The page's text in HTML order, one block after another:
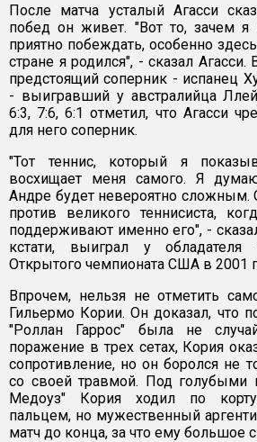
После матча усталый Агасси
побед он живет. "Вот то, зачем
приятно побеждать, особенно
стране я родился", - сказал
предстоящий соперник - испанец
- выигравший у австралийца
6:3, 7:6, 6:1 отметил, что Агасси
для него соперник.
"Тот теннис, который я
восхищает меня самого. Я
Андре будет невероятно сложным.
против великого теннисиста,
поддерживают именно его", -
кстати, выиграл у обладателя
Открытого чемпионата США в 2001
Впрочем, нельзя не отметить
Гильермо Кории. Он доказал, что
"Роллан Гаррос" была не
поражение в трех сетах, Кория
сопротивление, но он боролся не
со своей травмой. Под голубыми
Медоуз" Кория ходил по
пальцем, но мужественный
матч до конца, за что ему большое